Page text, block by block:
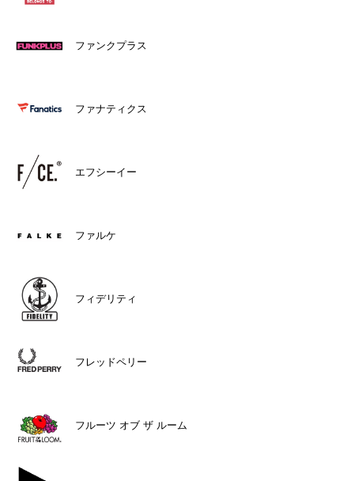
ファンクプラス
ファナティクス
エフシーイー
ファルケ
フィデリティ
フレッドペリー
フルーツ オブ ザ ルーム